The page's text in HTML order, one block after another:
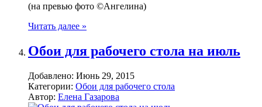
(на превью фото ©Ангелина)
Читать далее »
Обои для рабочего стола на июль
Добавлено: Июнь 29, 2015
Категории: Обои для рабочего стола
Автор: Елена Газарова